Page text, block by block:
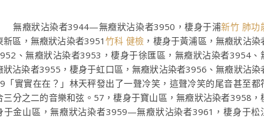
癥狀沾染者3944—無癥狀沾染者3950，棲身于浦新竹 肺功
新區，無癥狀沾染者3951竹科 健檢 ，棲身于黃浦區，無癥狀沾染
、無癥狀沾染者3953，棲身于徐匯區，無癥狀沾染者3954、
狀沾染者3955，棲身于虹口區，無癥狀沾染者3956、無癥狀沾染
「實實在在？」林天秤發出了一聲冷笑，這聲冷笑的尾音甚至都
三分之二的音樂和弦。57，棲身于寶山區，無癥狀沾染者3958，
于金山區，無癥狀沾染者3959—無癥狀沾染者3961，棲身于松